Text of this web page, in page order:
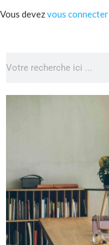
Vous devezvous connecter